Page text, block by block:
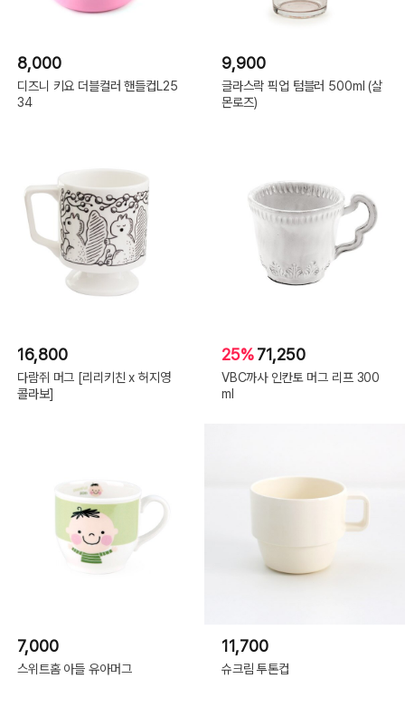
8,000
디즈니 키요 더블컬러 핸들컵L25
34
9,900
글라스락 픽업 텀블러 500ml (살
몬로즈)
16,800
다람쥐 머그 [리리키친 x 허지영
콜라보]
25%71,250
VBC까사 인칸토 머그 리프 300
ml
7,000
스위트홈 아들 유아머그
11,700
슈크림 투톤컵